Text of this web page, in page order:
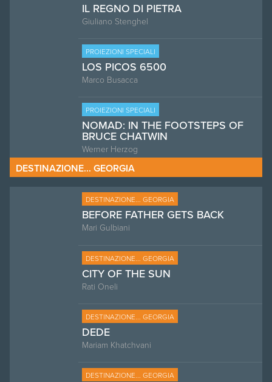
IL REGNO DI PIETRA
Giuliano Stenghel
PROIEZIONI SPECIALI
LOS PICOS 6500
Marco Busacca
PROIEZIONI SPECIALI
NOMAD: IN THE FOOTSTEPS OF
BRUCE CHATWIN
Werner Herzog
DESTINAZIONE... GEORGIA
DESTINAZIONE... GEORGIA
BEFORE FATHER GETS BACK
Mari Gulbiani
DESTINAZIONE... GEORGIA
CITY OF THE SUN
Rati Oneli
DESTINAZIONE... GEORGIA
DEDE
Mariam Khatchvani
DESTINAZIONE... GEORGIA